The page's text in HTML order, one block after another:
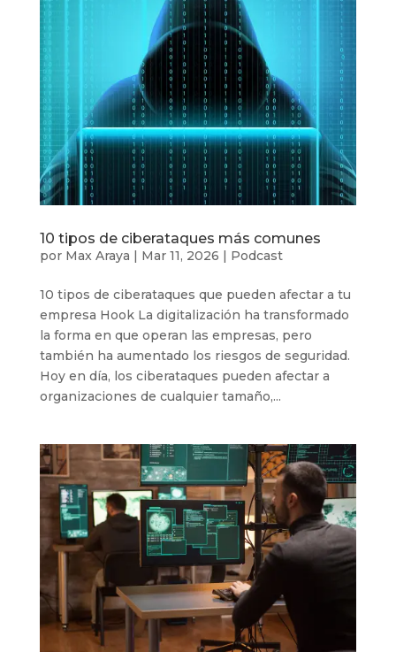
10 tipos de ciberataques más comunes
por Max Araya | Mar 11, 2026 | Podcast
10 tipos de ciberataques que pueden afectar a tu
empresa Hook La digitalización ha transformado
la forma en que operan las empresas, pero
también ha aumentado los riesgos de seguridad.
Hoy en día, los ciberataques pueden afectar a
organizaciones de cualquier tamaño,...